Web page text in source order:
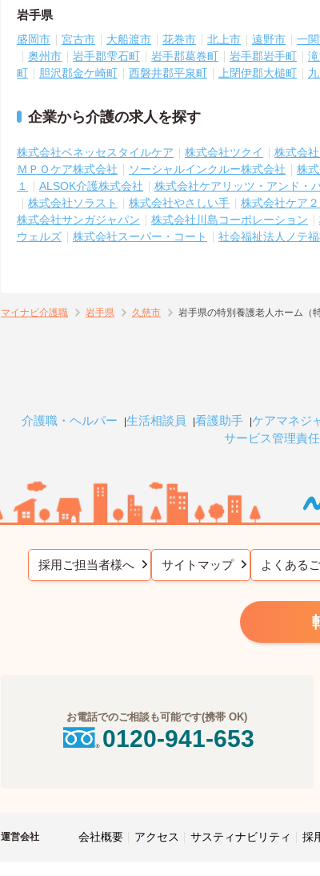
岩手県
盛岡市 宮古市 大船渡市 花巻市 北上市 遠野市 一
奥州市
岩手郡雫石町 岩手郡葛巻町 岩手郡岩手町
町
胆沢郡金ケ崎町 西磐井郡平泉町 上閉伊郡大槌町
企業から介護の求人を探す
株式会社ベネッセスタイルケア 株式会社ツクイ 株式会
ＭＰＯケア株式会社
ソーシャルインクルー株式会社 株
１
ALSOK介護株式会社 株式会社ケアリッツ・アンド・
株式会社ソラスト
株式会社やさしい手 株式会社ケア２
株式会社サンガジャパン
株式会社川島コーポレーション
ウェルズ
株式会社スーパー・コート 社会福祉法人ノテ
マイナビ介護職 岩手県 久慈市 岩手県の特別養護老人ホーム（
介護職・ヘルパー 生活相談員 看護助手 ケアマネジ
サービス管理責
採用ご担当者様へ サイトマップ よくある
お電話でのご相談も可能です(携帯 OK)
0120-941-653
運営会社 会社概要 アクセス サスティナビリティ 採